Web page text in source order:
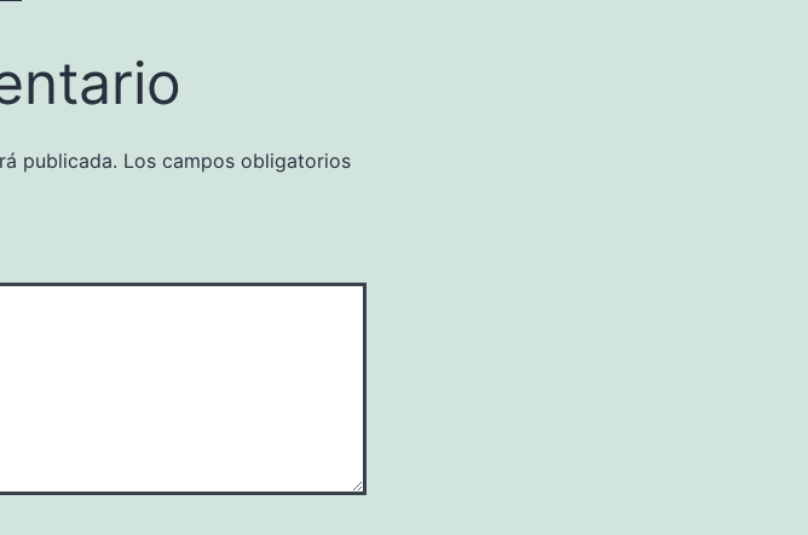
publicada. Los campos obligatorios